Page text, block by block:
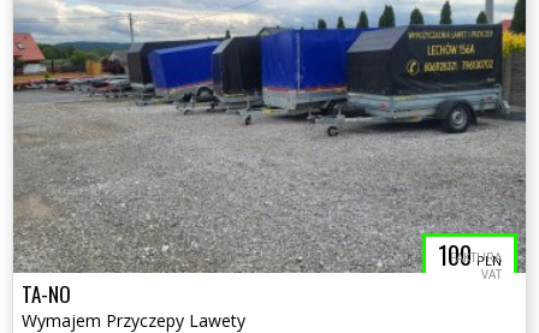
100 PLN
FAKTURA
VAT
TA-NO
Wymajem Przyczepy Lawety